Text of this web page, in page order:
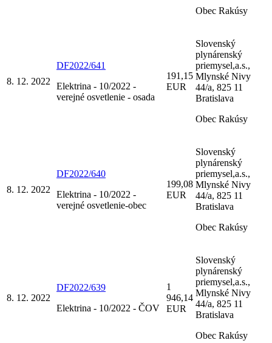
Obec Rakúsy
8. 12. 2022
DF2022/641
Elektrina - 10/2022 -
verejné osvetlenie - osada
191,15
EUR
Slovenský
plynárenský
priemysel,a.s.,
Mlynské Nivy
44/a, 825 11
Bratislava
Obec Rakúsy
8. 12. 2022
DF2022/640
Elektrina - 10/2022 -
verejné osvetlenie-obec
199,08
EUR
Slovenský
plynárenský
priemysel,a.s.,
Mlynské Nivy
44/a, 825 11
Bratislava
Obec Rakúsy
8. 12. 2022
DF2022/639
Elektrina - 10/2022 - ČOV
1
946,14
EUR
Slovenský
plynárenský
priemysel,a.s.,
Mlynské Nivy
44/a, 825 11
Bratislava
Obec Rakúsy